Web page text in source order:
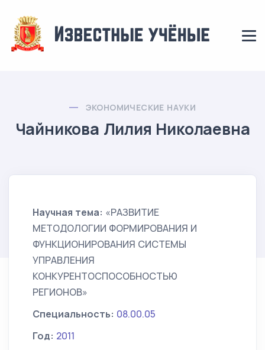
ЭКОНОМИЧЕСКИЕ НАУКИ
Чайникова Лилия Николаевна
Научная тема: «РАЗВИТИЕ
МЕТОДОЛОГИИ ФОРМИРОВАНИЯ И
ФУНКЦИОНИРОВАНИЯ СИСТЕМЫ
УПРАВЛЕНИЯ
КОНКУРЕНТОСПОСОБНОСТЬЮ
РЕГИОНОВ»
Специальность: 08.00.05
Год: 2011